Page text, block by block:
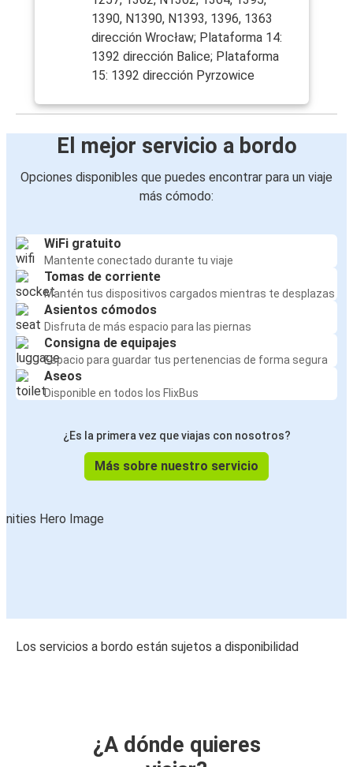
1390, N1390, N1393, 1396, 1363
dirección Wrocław; Plataforma 14:
1392 dirección Balice; Plataforma
15: 1392 dirección Pyrzowice
El mejor servicio a bordo
Opciones disponibles que puedes encontrar para un viaje
más cómodo:
WiFi gratuito
Mantente conectado durante tu viaje
Tomas de corriente
Mantén tus dispositivos cargados mientras te desplazas
Asientos cómodos
Disfruta de más espacio para las piernas
Consigna de equipajes
Espacio para guardar tus pertenencias de forma segura
Aseos
Disponible en todos los FlixBus
¿Es la primera vez que viajas con nosotros?
Más sobre nuestro servicio
Los servicios a bordo están sujetos a disponibilidad
¿A dónde quieres